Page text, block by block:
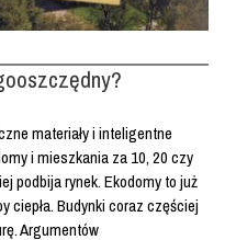
materiały i inteligentne
i mieszkania za 10, 20 czy
podbija rynek. Ekodomy to już
ciepła. Budynki coraz częściej
Argumentów